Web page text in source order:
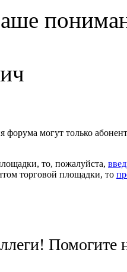
форума могут только
то, пожалуйста,
торговой площадки, то
Помогите